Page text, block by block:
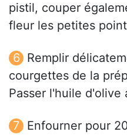
pistil, couper
fleur les petites
Remplir
courgettes de la
Passer l'huile d'olive
Enfourner pour